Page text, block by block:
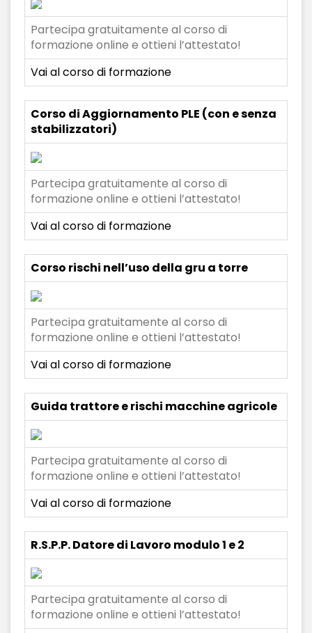
Partecipa gratuitamente al corso di
formazione online e ottieni l’attestato!
Vai al corso di formazione
Corso di Aggiornamento PLE (con e senza
stabilizzatori)
Partecipa gratuitamente al corso di
formazione online e ottieni l’attestato!
Vai al corso di formazione
Corso rischi nell’uso della gru a torre
Partecipa gratuitamente al corso di
formazione online e ottieni l’attestato!
Vai al corso di formazione
Guida trattore e rischi macchine agricole
Partecipa gratuitamente al corso di
formazione online e ottieni l’attestato!
Vai al corso di formazione
R.S.P.P. Datore di Lavoro modulo 1 e 2
Partecipa gratuitamente al corso di
formazione online e ottieni l’attestato!